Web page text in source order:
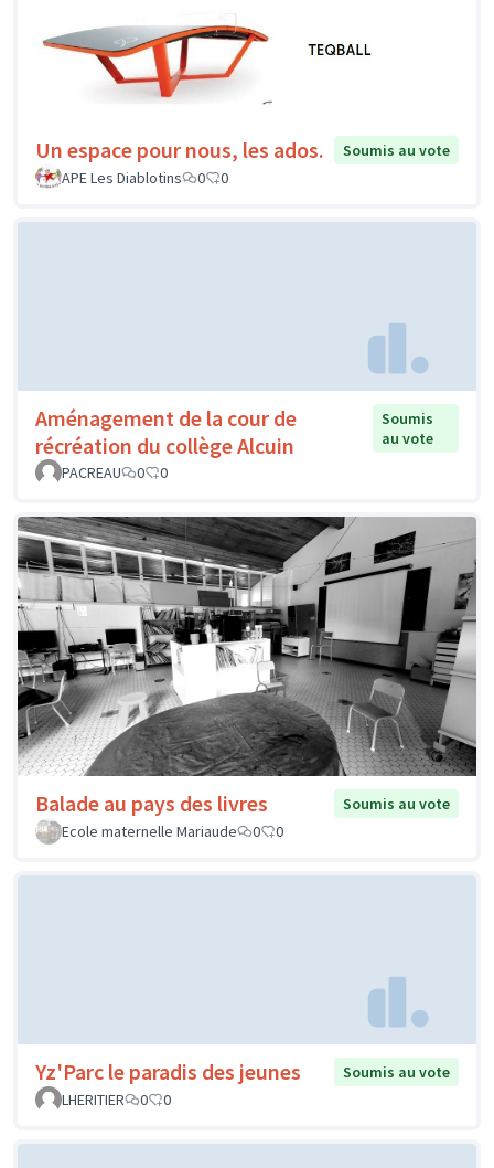
Un espace pour nous, les ados.
Soumis au vote
APE Les Diablotins
0 0
Aménagement de la cour de
récréation du collège Alcuin
Soumis
au vote
PACREAU
0 0
Balade au pays des livres
Soumis au vote
Ecole maternelle Mariaude
0 0
Yz'Parc le paradis des jeunes
Soumis au vote
LHERITIER
0 0